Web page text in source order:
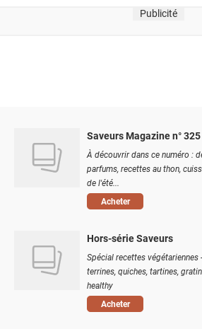
Publicité
Saveurs Magazine n° 325
À découvrir dans ce numéro :
parfums, recettes au thon,
de l'été...
Acheter
Hors-série Saveurs
Spécial recettes végétariennes
terrines, quiches, tartines,
healthy
Acheter